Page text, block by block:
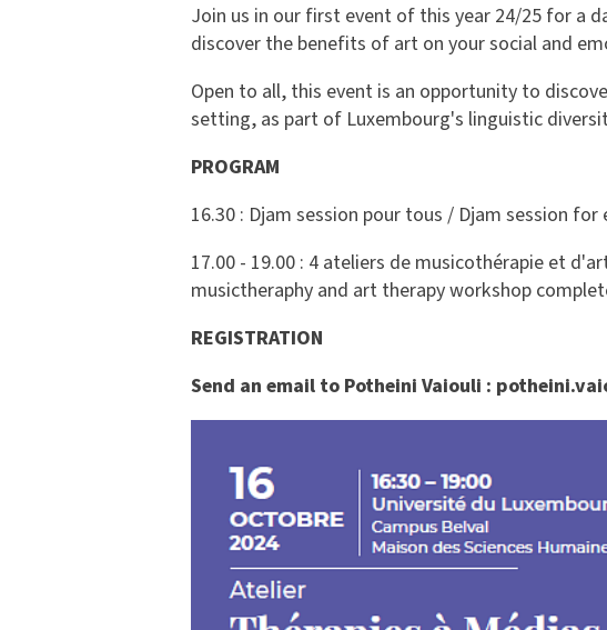
Join us in our first event of this year 24/25 for a
discover the benefits of art on your social and
Open to all, this event is an opportunity to
setting, as part of Luxembourg's linguistic
PROGRAM
16.30 : Djam session pour tous / Djam session for
17.00 - 19.00 : 4 ateliers de musicothérapie et
musictheraphy and art therapy workshop
REGISTRATION
Send an email to Potheini Vaiouli :